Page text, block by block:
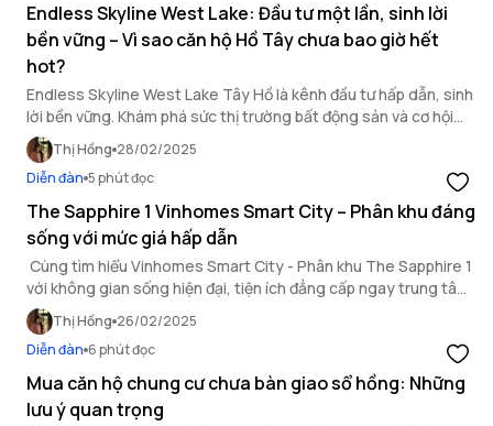
Endless Skyline West Lake: Đầu tư một lần, sinh lời
bền vững – Vì sao căn hộ Hồ Tây chưa bao giờ hết
hot?
Endless Skyline West Lake Tây Hồ là kênh đầu tư hấp dẫn, sinh
lời bền vững. Khám phá sức thị trường bất động sản và cơ hội
đầu tư không thể bỏ lỡ!
Thị Hồng 28/02/2025
Diễn đàn 5 phút đọc
The Sapphire 1 Vinhomes Smart City – Phân khu đáng
sống với mức giá hấp dẫn
Cùng tìm hiểu Vinhomes Smart City - Phân khu The Sapphire 1
với không gian sống hiện đại, tiện ích đẳng cấp ngay trung tâm
đại đô thị thông minh.
Thị Hồng 26/02/2025
Diễn đàn 6 phút đọc
Mua căn hộ chung cư chưa bàn giao sổ hồng: Những
lưu ý quan trọng